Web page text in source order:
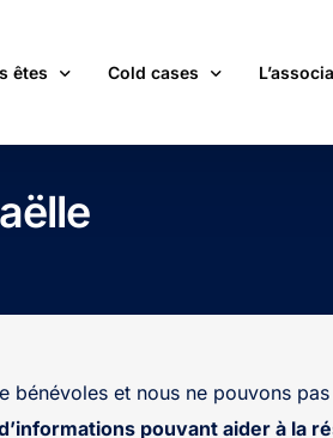
êtes
d’une affaire non élucidée
ou professionnel(le) du monde
par les cold cases
adhérent ou bénévole
Cold cases
Devenir
Contact
bénévoles et nous ne pouvons
pouvant aider à la